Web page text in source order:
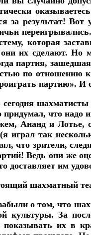
за результат!
которая
их сделают. Но
партия,
по отношению
партию».
что надо
Ананд и Лотье,
играл так
что зрители,
Ведь они же
доставляет им
шахматный
о том, что
культуры. За
их в